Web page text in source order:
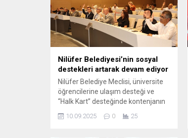
Nilüfer Belediyesi’nin sosyal
destekleri artarak devam ediyor
Nilüfer Belediye Meclisi, üniversite
öğrencilerine ulaşım desteği ve
“Halk Kart” desteğinde kontenjanın
Nilüfer Belediye Meclisi’nin Eylül ayı
10.09.2025 0 25